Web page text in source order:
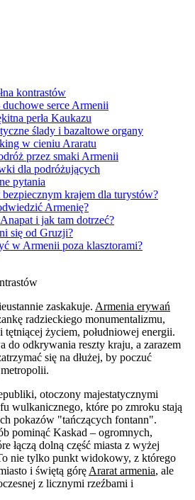
kontrastów
serce Armenii
perła Kaukazu
ślady i bazaltowe organy
w cieniu Araratu
przez smaki Armenii
dla podróżujących
pytania
krajem dla turystów?
Armenię?
i jak tam dotrzeć?
się od Gruzji?
w Armenii poza klasztorami?
zaskakuje. Armenia erywań
radzieckiego monumentalizmu,
życiem, południowej energii.
do odkrywania reszty kraju, a zarazem
się na dłużej, by poczuć
otoczony majestatycznymi
wulkanicznego, które po zmroku stają
pokazów "tańczących fontann".
pominąć Kaskad – ogromnych,
łączą dolną część miasta z wyżej
nie tylko punkt widokowy, z którego
i świętą górę Ararat armenia, ale
z licznymi rzeźbami i